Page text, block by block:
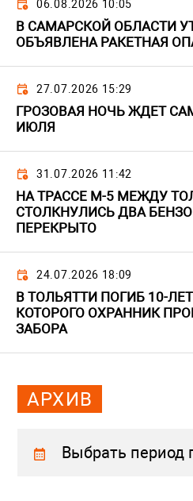
06.08.2026 10:05
В САМАРСКОЙ ОБЛАСТИ
ОБЪЯВЛЕНА РАКЕТНАЯ
27.07.2026 15:29
ГРОЗОВАЯ НОЧЬ ЖДЕТ
ИЮЛЯ
31.07.2026 11:42
НА ТРАССЕ М-5 МЕЖДУ
СТОЛКНУЛИСЬ ДВА
ПЕРЕКРЫТО
24.07.2026 18:09
В ТОЛЬЯТТИ ПОГИБ 10-
КОТОРОГО ОХРАННИК
ЗАБОРА
АРХИВ
Выбрать период